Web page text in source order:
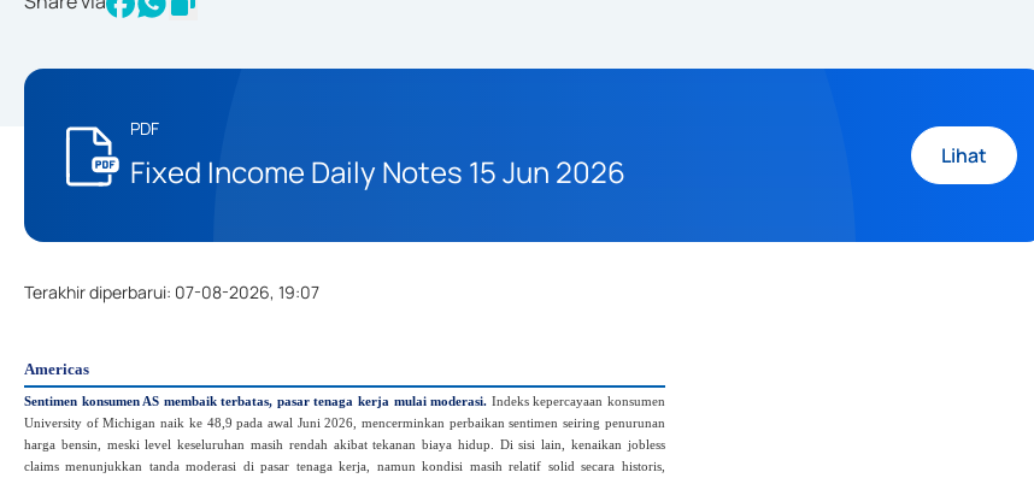
PDF
Fixed Income Daily Notes 15 Jun 2026 Lihat
Terakhir diperbarui: 07-08-2026, 19:07
Americas
Sentimen konsumen AS membaik terbatas, pasar tenaga kerja mulai moderasi. Indeks kepercayaan konsumen
University of Michigan naik ke 48,9 pada awal Juni 2026, mencerminkan perbaikan sentimen seiring penurunan
harga bensin, meski level keseluruhan masih rendah akibat tekanan biaya hidup. Di sisi lain, kenaikan jobless
claims menunjukkan tanda moderasi di pasar tenaga kerja, namun kondisi masih relatif solid secara historis,